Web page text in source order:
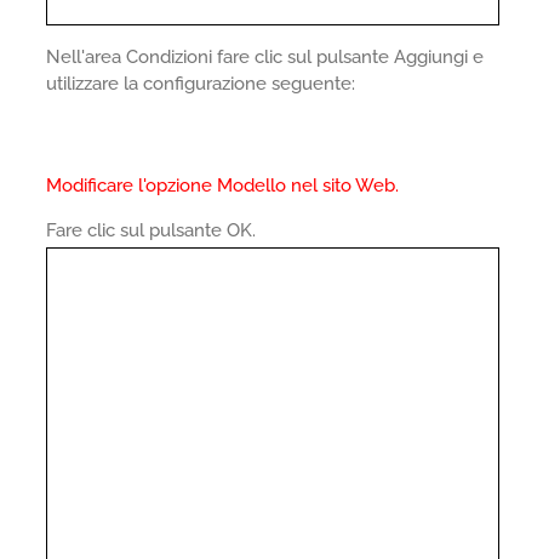
Nell'area Condizioni fare clic sul pulsante Aggiungi e
utilizzare la configurazione seguente:
Modificare l'opzione Modello nel sito Web.
Fare clic sul pulsante OK.